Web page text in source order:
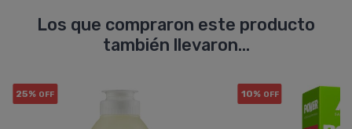
Los que compraron este producto
también llevaron...
25% OFF 10% OFF